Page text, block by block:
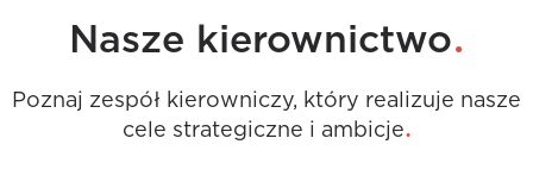
Nasze kierownictwo.
Poznaj zespół kierowniczy, który realizuje nasze
cele strategiczne i ambicje.